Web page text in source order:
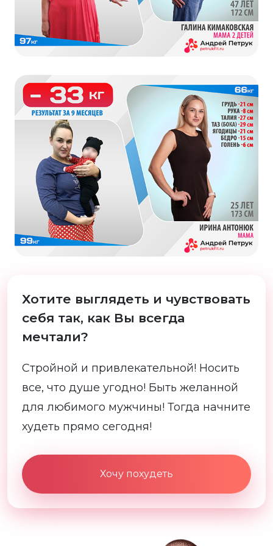
Хотите выглядеть и чувствовать
себя так, как Вы всегда
мечтали?
Стройной и привлекательной! Носить
все, что душе угодно! Быть желанной
для любимого мужчины! Тогда начните
худеть прямо сегодня!
Хочу похудеть